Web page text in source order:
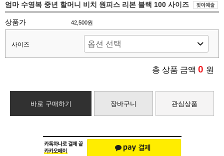
엄마 수영복 중년 할머니 비치 원피스 리본 블랙 100 사이즈
상품가 42,500원
사이즈
총 상품 금액 0 원
바로 구매하기 장바구니 관심상품